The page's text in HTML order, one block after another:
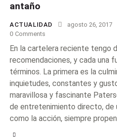
antaño
ACTUALIDAD agosto 26, 2017
0 Comments
En la cartelera reciente tengo
recomendaciones, y cada una
términos. La primera es la
inquietudes, constantes y
maravillosa y fascinante
de entretenimiento directo, de
como la acción, siempre